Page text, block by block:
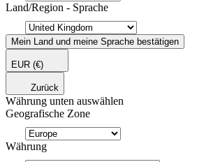
Land/Region - Sprache
Mein Land und meine Sprache bestätigen
EUR (€)
Zurück
Währung unten auswählen
Geografische Zone
Währung